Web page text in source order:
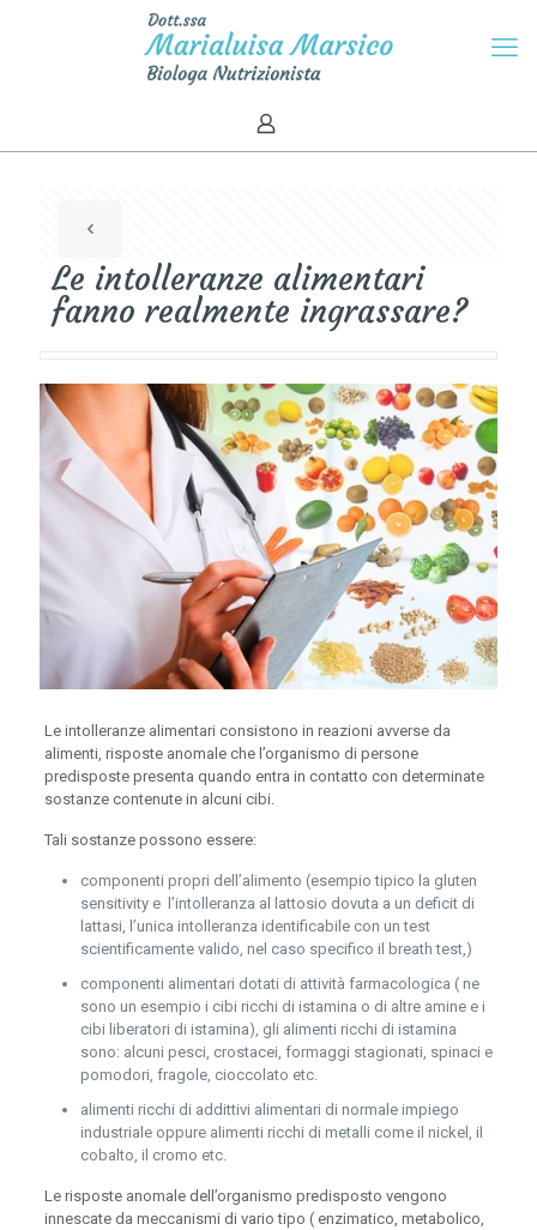
Le intolleranze alimentari
fanno realmente ingrassare?
Le intolleranze alimentari consistono in reazioni avverse da
alimenti, risposte anomale che l’organismo di persone
predisposte presenta quando entra in contatto con determinate
sostanze contenute in alcuni cibi.
Tali sostanze possono essere:
componenti propri dell’alimento (esempio tipico la gluten
sensitivity e l’intolleranza al lattosio dovuta a un deficit di
lattasi, l’unica intolleranza identificabile con un test
scientificamente valido, nel caso specifico il breath test,)
componenti alimentari dotati di attività farmacologica ( ne
sono un esempio i cibi ricchi di istamina o di altre amine e i
cibi liberatori di istamina), gli alimenti ricchi di istamina
sono: alcuni pesci, crostacei, formaggi stagionati, spinaci e
pomodori, fragole, cioccolato etc.
alimenti ricchi di addittivi alimentari di normale impiego
industriale oppure alimenti ricchi di metalli come il nickel, il
cobalto, il cromo etc.
Le risposte anomale dell’organismo predisposto vengono
innescate da meccanismi di vario tipo ( enzimatico, metabolico,